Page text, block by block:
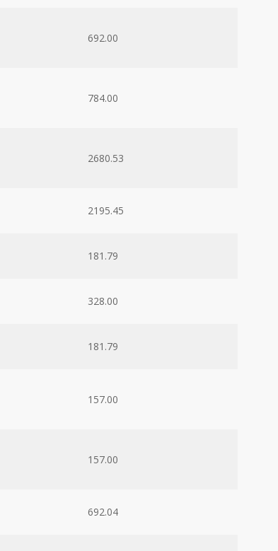
692.00
784.00
2680.53
2195.45
181.79
328.00
181.79
157.00
157.00
692.04